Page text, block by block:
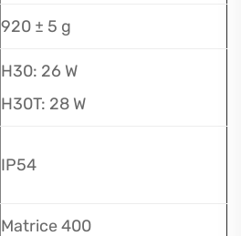
920 ± 5 g
H30: 26 W
H30T: 28 W
IP54
Matrice 400